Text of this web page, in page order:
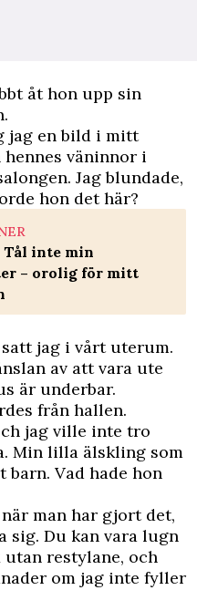
åt hon upp sin
jag en bild i mitt
väninnor i
Jag blundade,
hon det här?
inte min
– orolig för mitt
jag i vårt uterum.
av att vara ute
är underbar.
från hallen.
jag ville inte tro
Min lilla älskling som
Vad hade hon
man har gjort det,
sig. Du kan vara lugn
restylane, och
om jag inte fyller